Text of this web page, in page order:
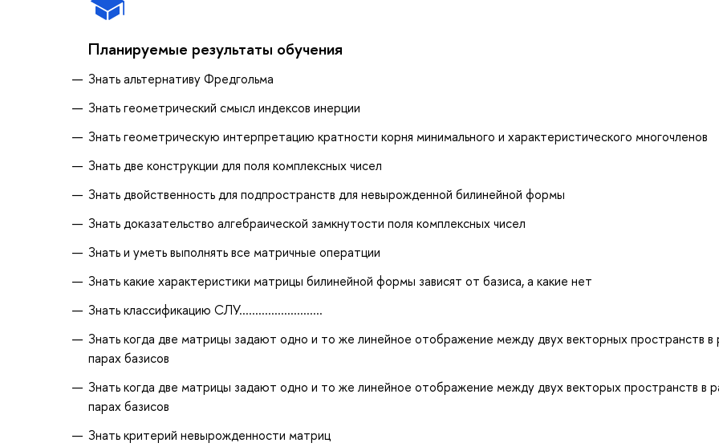
Планируемые результаты обучения
Знать альтернативу Фредгольма
Знать геометрический смысл индексов инерции
Знать геометрическую интерпретацию кратности корня минимального и характеристического многочленов
Знать две конструкции для поля комплексных чисел
Знать двойственность для подпространств для невырожденной билинейной формы
Знать доказательство алгебраической замкнутости поля комплексных чисел
Знать и уметь выполнять все матричные оператции
Знать какие характеристики матрицы билинейной формы зависят от базиса, а какие нет
Знать классификацию СЛУ..........................
Знать когда две матрицы задают одно и то же линейное отображение между двух векторных пространств в
парах базисов
Знать когда две матрицы задают одно и то же линейное отображение между двух векторых пространств в
парах базисов
Знать критерий невырожденности матриц